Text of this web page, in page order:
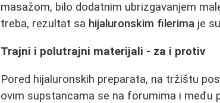
masažom, bilo dodatnim ubrizgavanjem
treba, rezultat sa hijaluronskim filerima je
Trajni i polutrajni materijali - za i protiv
Pored hijaluronskih preparata, na tržištu
ovim supstancama se na forumima i među